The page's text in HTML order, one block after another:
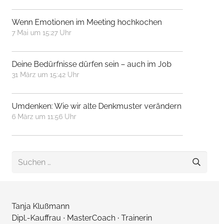
Wenn Emotionen im Meeting hochkochen
7 Mai um 15:27 Uhr
Deine Bedürfnisse dürfen sein – auch im Job
31 März um 15:42 Uhr
Umdenken: Wie wir alte Denkmuster verändern
6 März um 11:56 Uhr
nach:
Tanja Klußmann
Dipl.-Kauffrau ∙ MasterCoach ∙ Trainerin